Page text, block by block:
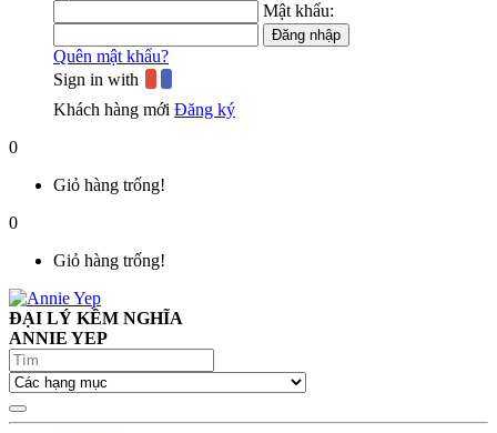
Mật khẩu:
Quên mật khẩu?
Sign in with
Khách hàng mới Đăng ký
0
Giỏ hàng trống!
0
Giỏ hàng trống!
ĐẠI LÝ KỀM NGHĨA
ANNIE YEP